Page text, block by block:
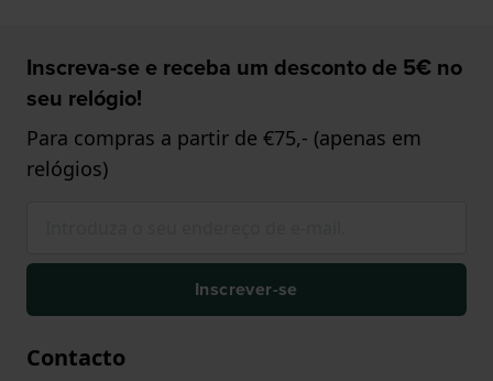
Inscreva-se e receba um desconto de 5€ no
seu relógio!
Para compras a partir de €75,- (apenas em
relógios)
Inscrever-se
Contacto